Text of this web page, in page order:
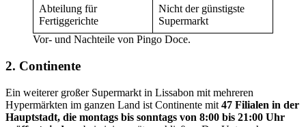
Abteilung für
Fertiggerichte
Nicht der günstigste
Supermarkt
Vor- und Nachteile von Pingo Doce.
2. Continente
Ein weiterer großer Supermarkt in Lissabon mit mehreren
Hypermärkten im ganzen Land ist Continente mit 47 Filialen in der
Hauptstadt, die montags bis sonntags von 8:00 bis 21:00 Uhr